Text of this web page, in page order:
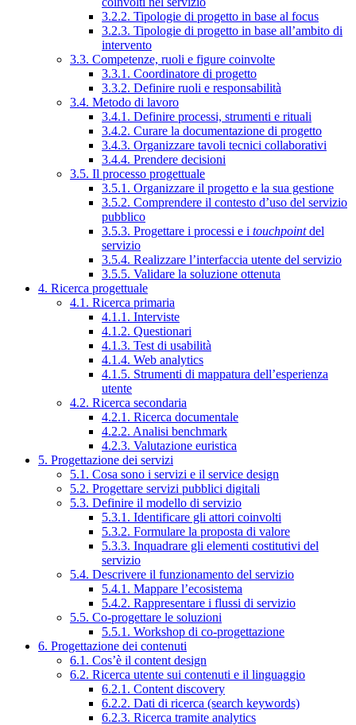
3.2.2. Tipologie di progetto in base al focus
3.2.3. Tipologie di progetto in base all’ambito di
intervento
3.3. Competenze, ruoli e figure coinvolte
3.3.1. Coordinatore di progetto
3.3.2. Definire ruoli e responsabilità
3.4. Metodo di lavoro
3.4.1. Definire processi, strumenti e rituali
3.4.2. Curare la documentazione di progetto
3.4.3. Organizzare tavoli tecnici collaborativi
3.4.4. Prendere decisioni
3.5. Il processo progettuale
3.5.1. Organizzare il progetto e la sua gestione
3.5.2. Comprendere il contesto d’uso del servizio
pubblico
3.5.3. Progettare i processi e i touchpointdel
servizio
3.5.4. Realizzare l’interfaccia utente del servizio
3.5.5. Validare la soluzione ottenuta
4. Ricerca progettuale
4.1. Ricerca primaria
4.1.1. Interviste
4.1.2. Questionari
4.1.3. Test di usabilità
4.1.4. Web analytics
4.1.5. Strumenti di mappatura dell’esperienza
utente
4.2. Ricerca secondaria
4.2.1. Ricerca documentale
4.2.2. Analisi benchmark
4.2.3. Valutazione euristica
5. Progettazione dei servizi
5.1. Cosa sono i servizi e il service design
5.2. Progettare servizi pubblici digitali
5.3. Definire il modello di servizio
5.3.1. Identificare gli attori coinvolti
5.3.2. Formulare la proposta di valore
5.3.3. Inquadrare gli elementi costitutivi del
servizio
5.4. Descrivere il funzionamento del servizio
5.4.1. Mappare l’ecosistema
5.4.2. Rappresentare i flussi di servizio
5.5. Co-progettare le soluzioni
5.5.1. Workshop di co-progettazione
6. Progettazione dei contenuti
6.1. Cos’è il content design
6.2. Ricerca utente sui contenuti e il linguaggio
6.2.1. Content discovery
6.2.2. Dati di ricerca (search keywords)
6.2.3. Ricerca tramite analytics